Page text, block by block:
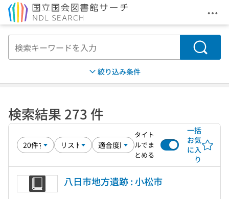
メ
検索
絞り込み条件
検索結果 273 件
タイト
ルでま
とめる
一括
お気
に入
り
八日市地方遺跡 : 小松市